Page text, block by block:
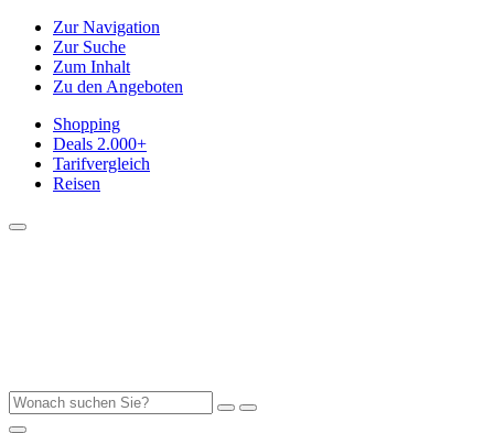
Zur Navigation
Zur Suche
Zum Inhalt
Zu den Angeboten
Shopping
Deals 2.000+
Tarifvergleich
Reisen